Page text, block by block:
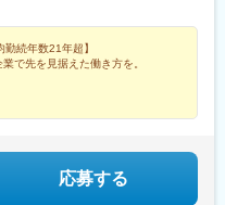
職に携わりたい方、長期就業
で働きたい方、仕事とプライ
ど、当社は各々のかなえた思
ます。
勤続年数21年超】
で先を見据えた働き方を。
応募する